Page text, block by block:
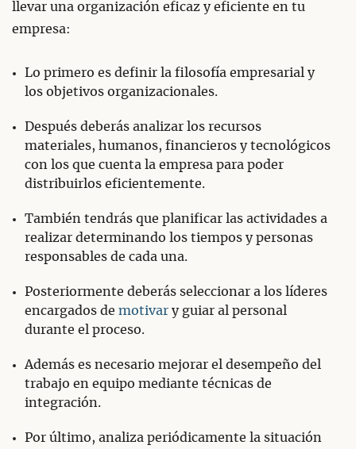
llevar una organización eficaz y eficiente en tu
empresa:
Lo primero es definir la filosofía empresarial y
los objetivos organizacionales.
Después deberás analizar los recursos
materiales, humanos, financieros y tecnológicos
con los que cuenta la empresa para poder
distribuirlos eficientemente.
También tendrás que planificar las actividades a
realizar determinando los tiempos y personas
responsables de cada una.
Posteriormente deberás seleccionar a los líderes
encargados de motivar y guiar al personal
durante el proceso.
Además es necesario mejorar el desempeño del
trabajo en equipo mediante técnicas de
integración.
Por último, analiza periódicamente la situación